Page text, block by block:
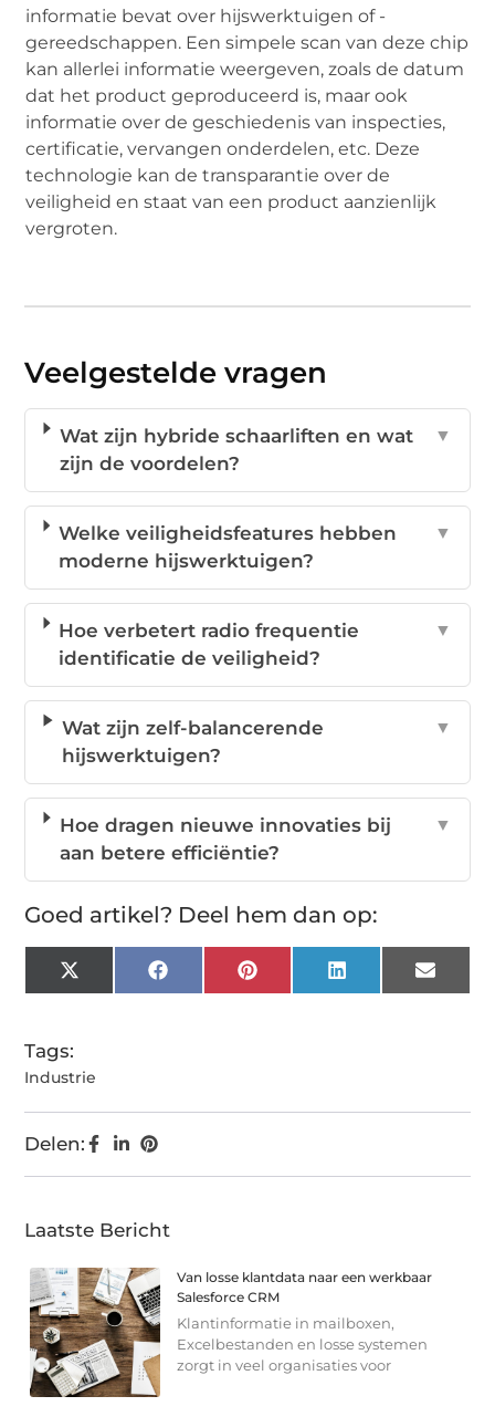
informatie bevat over hijswerktuigen of -
gereedschappen. Een simpele scan van deze chip
kan allerlei informatie weergeven, zoals de datum
dat het product geproduceerd is, maar ook
informatie over de geschiedenis van inspecties,
certificatie, vervangen onderdelen, etc. Deze
technologie kan de transparantie over de
veiligheid en staat van een product aanzienlijk
vergroten.
Veelgestelde vragen
Wat zijn hybride schaarliften en wat
zijn de voordelen?
▼
Welke veiligheidsfeatures hebben
moderne hijswerktuigen?
▼
Hoe verbetert radio frequentie
identificatie de veiligheid?
▼
Wat zijn zelf-balancerende
hijswerktuigen?
▼
Hoe dragen nieuwe innovaties bij
aan betere efficiëntie?
▼
Goed artikel? Deel hem dan op:
X
(Twitter)
FacebookPinterest LinkedIn Email
Tags:
Industrie
Delen:
Laatste Bericht
Van losse klantdata naar een werkbaar
Salesforce CRM
Klantinformatie in mailboxen,
Excelbestanden en losse systemen
zorgt in veel organisaties voor